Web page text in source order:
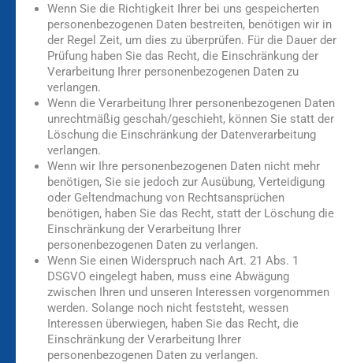
Wenn Sie die Richtigkeit Ihrer bei uns gespeicherten
personenbezogenen Daten bestreiten, benötigen wir in
der Regel Zeit, um dies zu überprüfen. Für die Dauer der
Prüfung haben Sie das Recht, die Einschränkung der
Verarbeitung Ihrer personenbezogenen Daten zu
verlangen.
Wenn die Verarbeitung Ihrer personenbezogenen Daten
unrechtmäßig geschah/geschieht, können Sie statt der
Löschung die Einschränkung der Datenverarbeitung
verlangen.
Wenn wir Ihre personenbezogenen Daten nicht mehr
benötigen, Sie sie jedoch zur Ausübung, Verteidigung
oder Geltendmachung von Rechtsansprüchen
benötigen, haben Sie das Recht, statt der Löschung die
Einschränkung der Verarbeitung Ihrer
personenbezogenen Daten zu verlangen.
Wenn Sie einen Widerspruch nach Art. 21 Abs. 1
DSGVO eingelegt haben, muss eine Abwägung
zwischen Ihren und unseren Interessen vorgenommen
werden. Solange noch nicht feststeht, wessen
Interessen überwiegen, haben Sie das Recht, die
Einschränkung der Verarbeitung Ihrer
personenbezogenen Daten zu verlangen.